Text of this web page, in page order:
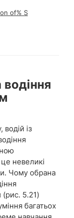
of% S
із
невеликі
Чому обрана
(рис. 5.21)
багатьох